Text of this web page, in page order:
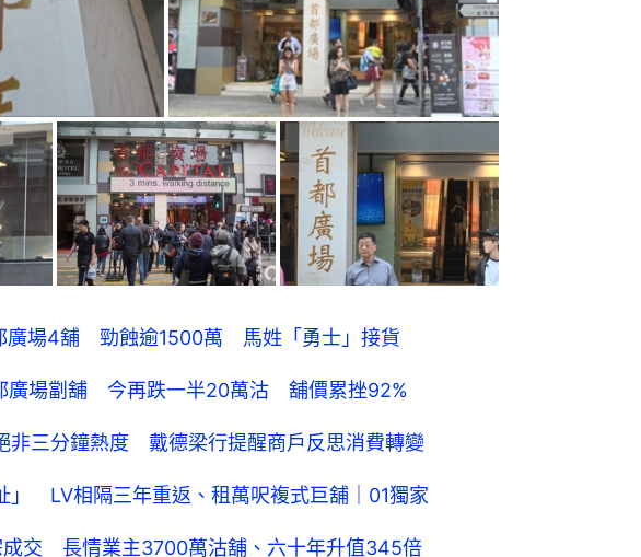
廣場4舖 勁蝕逾1500萬 馬姓「勇士」接貨
廣場劏舖 今再跌一半20萬沽 舖價累挫92%
非三分鐘熱度 戴德梁行提醒商戶反思消費轉變
」 LV相隔三年重返、租萬呎複式巨舖｜01獨家
成交 長情業主3700萬沽舖、六十年升值345倍